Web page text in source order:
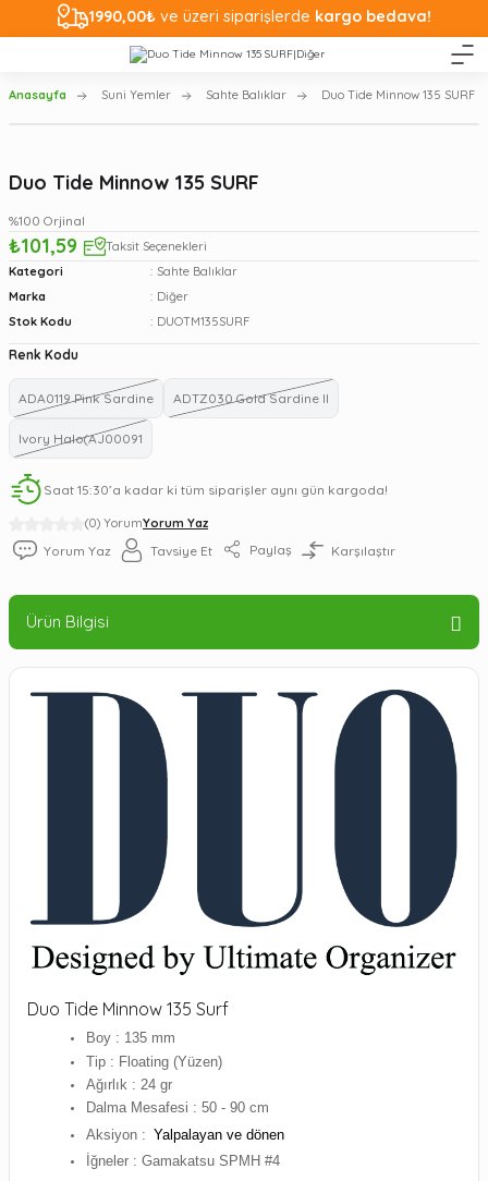
1990,00₺ ve üzeri siparişlerde kargo bedava!
Anasayfa Suni Yemler Sahte Balıklar Duo Tide Minnow 135 SURF
(0) YorumYorum Yaz
Duo Tide Minnow 135 SURF
%100 Orjinal
₺101,59
Taksit Seçenekleri
Kategori
Sahte Balıklar
Marka
Diğer
Stok Kodu
DUOTM135SURF
Renk Kodu
ADA0119 Pink Sardine ADTZ030 Gold Sardine II
Ivory Halo(AJ00091
Saat 15:30’a kadar ki tüm siparişler aynı gün kargoda!
Yorum Yaz Tavsiye Et Paylaş Karşılaştır
Ürün Bilgisi
Duo Tide Minnow 135 Surf
Boy : 135 mm
Tip : Floating (Yüzen)
Ağırlık : 24 gr
Dalma Mesafesi : 50 - 90 cm
Aksiyon : Yalpalayan ve dönen
İğneler : Gamakatsu SPMH #4